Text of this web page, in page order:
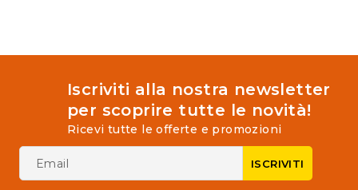
Iscriviti alla nostra newsletter
per scoprire tutte le novità!
Ricevi tutte le offerte e promozioni